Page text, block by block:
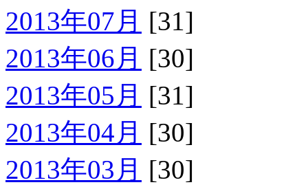
2013年07月 [31]
2013年06月 [30]
2013年05月 [31]
2013年04月 [30]
2013年03月 [30]